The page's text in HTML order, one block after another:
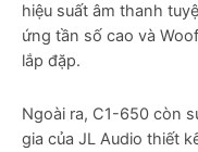
hiệu suất âm thanh
ứng tần số cao và
lắp đặp.
Ngoài ra, C1-650 còn
gia của JL Audio thiết